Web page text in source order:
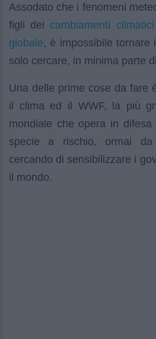
Assodato che i fenomeni
figli dei cambiamenti
globale, è impossibile tornare
solo cercare, in minima parte
Una delle prime cose da fare
il clima ed il WWF, la più
mondiale che opera in difesa
specie a rischio, ormai
cercando di sensibilizzare i
il mondo.